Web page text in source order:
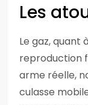
Les
Le gaz, quant
reproduction
arme réelle,
culasse